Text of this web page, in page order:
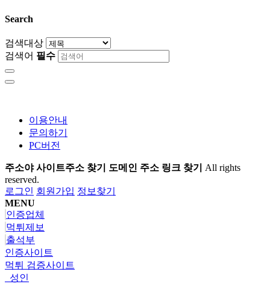
Search
검색대상
검색어 필수
이용안내
문의하기
PC버전
주소야 사이트주소 찾기 도메인 주소 링크 찾기 All rights
reserved.
로그인 회원가입 정보찾기
MENU
인증업체
먹튀제보
출석부
인증사이트
먹튀 검증사이트
성인